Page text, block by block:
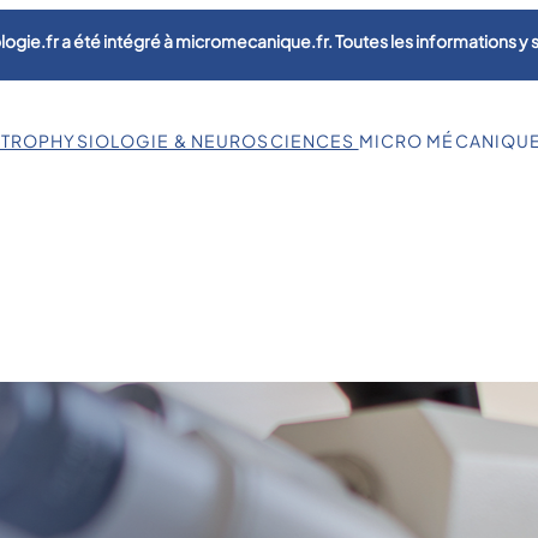
a été intégré à micromecanique.fr. Toutes les informations y
& NEUROSCIENCES MICRO MÉCANIQUE